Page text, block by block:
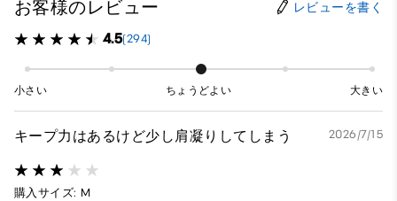
お客様のレビュー レビューを書く
4.5(294)
小さい ちょうどよい 大きい
キープ力はあるけど少し肩凝りしてしまう 2026/7/15
購入サイズ: M